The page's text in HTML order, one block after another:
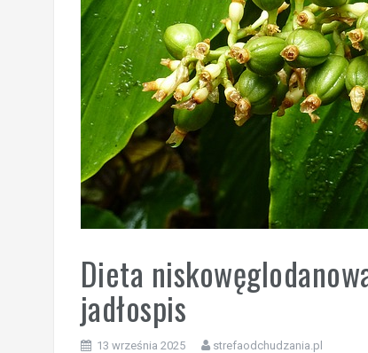
Dieta
jadłospis
13 września 2025 strefaodchudzania.pl